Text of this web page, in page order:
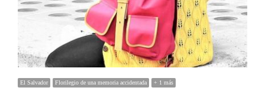
El Salvador Florilegio de una memoria accidentada + 1 más